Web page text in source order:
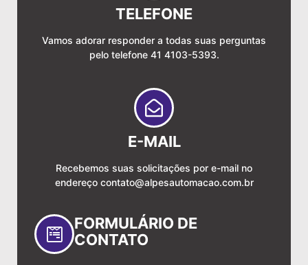
TELEFONE
Vamos adorar responder a todas suas perguntas
pelo telefone 41 4103-5393.
E-MAIL
Recebemos suas solicitações por e-mail no
endereço contato@alpesautomacao.com.br
FORMULÁRIO DE
CONTATO